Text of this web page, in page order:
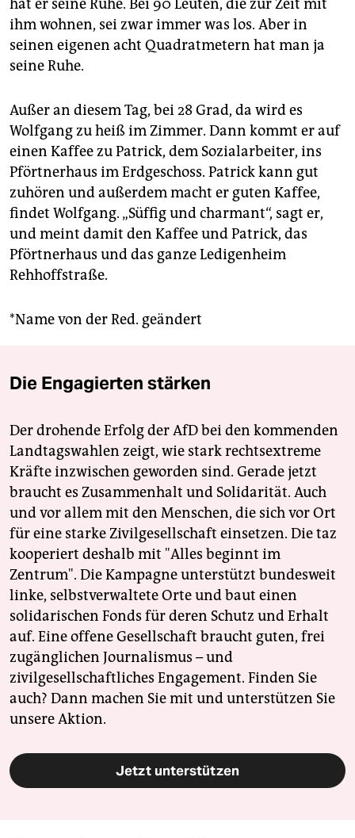
hat er seine Ruhe. Bei 90 Leuten, die zur Zeit mit
ihm wohnen, sei zwar immer was los. Aber in
seinen eigenen acht Quadratmetern hat man ja
seine Ruhe.
Außer an diesem Tag, bei 28 Grad, da wird es
Wolfgang zu heiß im Zimmer. Dann kommt er auf
einen Kaffee zu Patrick, dem Sozialarbeiter, ins
Pförtnerhaus im Erdgeschoss. Patrick kann gut
zuhören und außerdem macht er guten Kaffee,
findet Wolfgang. „Süffig und charmant“, sagt er,
und meint damit den Kaffee und Patrick, das
Pförtnerhaus und das ganze Ledigenheim
Rehhoffstraße.
*Name von der Red. geändert
Die Engagierten stärken
Der drohende Erfolg der AfD bei den kommenden
Landtagswahlen zeigt, wie stark rechtsextreme
Kräfte inzwischen geworden sind. Gerade jetzt
braucht es Zusammenhalt und Solidarität. Auch
und vor allem mit den Menschen, die sich vor Ort
für eine starke Zivilgesellschaft einsetzen. Die taz
kooperiert deshalb mit "Alles beginnt im
Zentrum". Die Kampagne unterstützt bundesweit
linke, selbstverwaltete Orte und baut einen
solidarischen Fonds für deren Schutz und Erhalt
auf. Eine offene Gesellschaft braucht guten, frei
zugänglichen Journalismus – und
zivilgesellschaftliches Engagement. Finden Sie
auch? Dann machen Sie mit und unterstützen Sie
unsere Aktion.
Jetzt unterstützen